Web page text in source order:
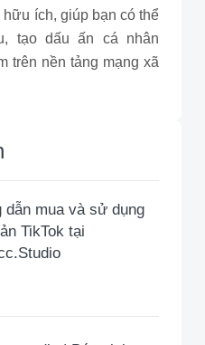
ích, giúp bạn có thể
tạo dấu ấn cá nhân
trên nền tảng mạng xã
dẫn mua và sử dụng
TikTok tại